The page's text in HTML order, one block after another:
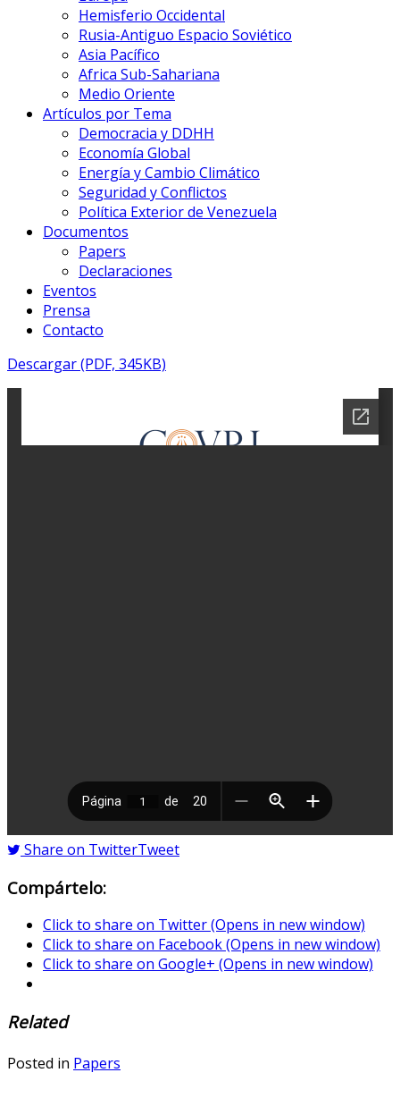
Hemisferio Occidental
Rusia-Antiguo Espacio Soviético
Asia Pacífico
Africa Sub-Sahariana
Medio Oriente
Artículos por Tema
Democracia y DDHH
Economía Global
Energía y Cambio Climático
Seguridad y Conflictos
Política Exterior de Venezuela
Documentos
Papers
Declaraciones
Eventos
Prensa
Contacto
Descargar (PDF, 345KB)
Share on TwitterTweet
Compártelo:
Click to share on Twitter (Opens in new window)
Click to share on Facebook (Opens in new window)
Click to share on Google+ (Opens in new window)
Related
Posted in Papers